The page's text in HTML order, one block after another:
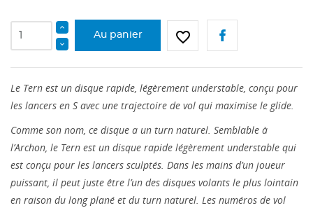
Au panier favorite_border
Le Tern est un disque rapide, légèrement understable, conçu pour
les lancers en S avec une trajectoire de vol qui maximise le glide.
Comme son nom, ce disque a un turn naturel. Semblable à
l’Archon, le Tern est un disque rapide légèrement understable qui
est conçu pour les lancers sculptés. Dans les mains d’un joueur
puissant, il peut juste être l’un des disques volants le plus lointain
en raison du long plané et du turn naturel. Les numéros de vol